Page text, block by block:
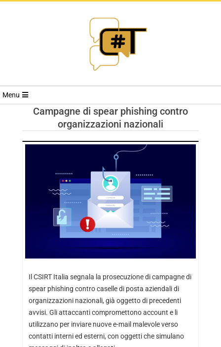
RIVISTA
TRENDS
Menu
Campagne di spear phishing contro
organizzazioni nazionali
Il CSIRT Italia segnala la prosecuzione di campagne di
spear phishing contro caselle di posta aziendali di
organizzazioni nazionali, già oggetto di precedenti
avvisi. Gli attaccanti compromettono account e li
utilizzano per inviare nuove e-mail malevole verso
contatti interni ed esterni, con oggetti che simulano